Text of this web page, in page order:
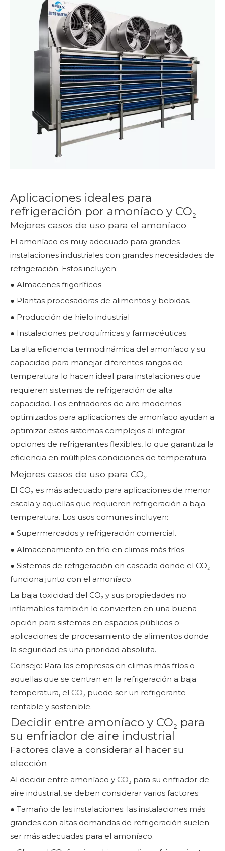
Aplicaciones ideales para
refrigeración por amoníaco y CO₂
Mejores casos de uso para el amoníaco
El amoníaco es muy adecuado para grandes
instalaciones industriales con grandes necesidades de
refrigeración. Estos incluyen:
● Almacenes frigoríficos
● Plantas procesadoras de alimentos y bebidas.
● Producción de hielo industrial
● Instalaciones petroquímicas y farmacéuticas
La alta eficiencia termodinámica del amoníaco y su
capacidad para manejar diferentes rangos de
temperatura lo hacen ideal para instalaciones que
requieren sistemas de refrigeración de alta
capacidad. Los enfriadores de aire modernos
optimizados para aplicaciones de amoníaco ayudan a
optimizar estos sistemas complejos al integrar
opciones de refrigerantes flexibles, lo que garantiza la
eficiencia en múltiples condiciones de temperatura.
Mejores casos de uso para CO₂
El CO₂ es más adecuado para aplicaciones de menor
escala y aquellas que requieren refrigeración a baja
temperatura. Los usos comunes incluyen:
● Supermercados y refrigeración comercial.
● Almacenamiento en frío en climas más fríos
● Sistemas de refrigeración en cascada donde el CO₂
funciona junto con el amoníaco.
La baja toxicidad del CO₂ y sus propiedades no
inflamables también lo convierten en una buena
opción para sistemas en espacios públicos o
aplicaciones de procesamiento de alimentos donde
la seguridad es una prioridad absoluta.
Consejo: Para las empresas en climas más fríos o
aquellas que se centran en la refrigeración a baja
temperatura, el CO₂ puede ser un refrigerante
rentable y sostenible.
Decidir entre amoníaco y CO₂ para
su enfriador de aire industrial
Factores clave a considerar al hacer su
elección
Al decidir entre amoníaco y CO₂ para su enfriador de
aire industrial, se deben considerar varios factores:
● Tamaño de las instalaciones: las instalaciones más
grandes con altas demandas de refrigeración suelen
ser más adecuadas para el amoníaco.